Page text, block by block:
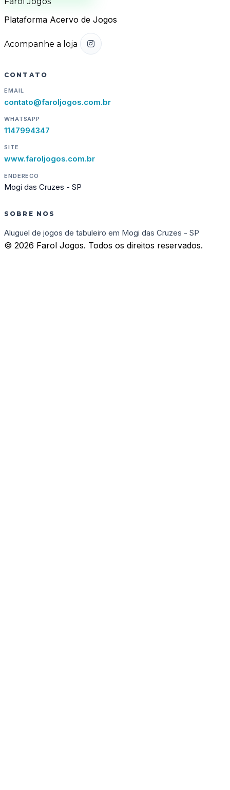
Plataforma Acervo de Jogos
Acompanhe a loja
CONTATO
EMAIL
contato@faroljogos.com.br
WHATSAPP
1147994347
SITE
www.faroljogos.com.br
ENDERECO
Mogi das Cruzes - SP
SOBRE NOS
Aluguel de jogos de tabuleiro em Mogi das Cruzes - SP
© 2026 Farol Jogos. Todos os direitos reservados.